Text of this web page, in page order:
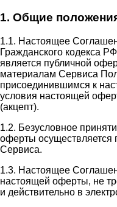
1. Общие
1.1. Настоящее
Гражданского кодекса
является публичной
материалам Сервиса
присоединившимся к
условия настоящей
(акцепт).
1.2. Безусловное
оферты осуществляется
Сервиса.
1.3. Настоящее
настоящей оферты, не
и действительно в